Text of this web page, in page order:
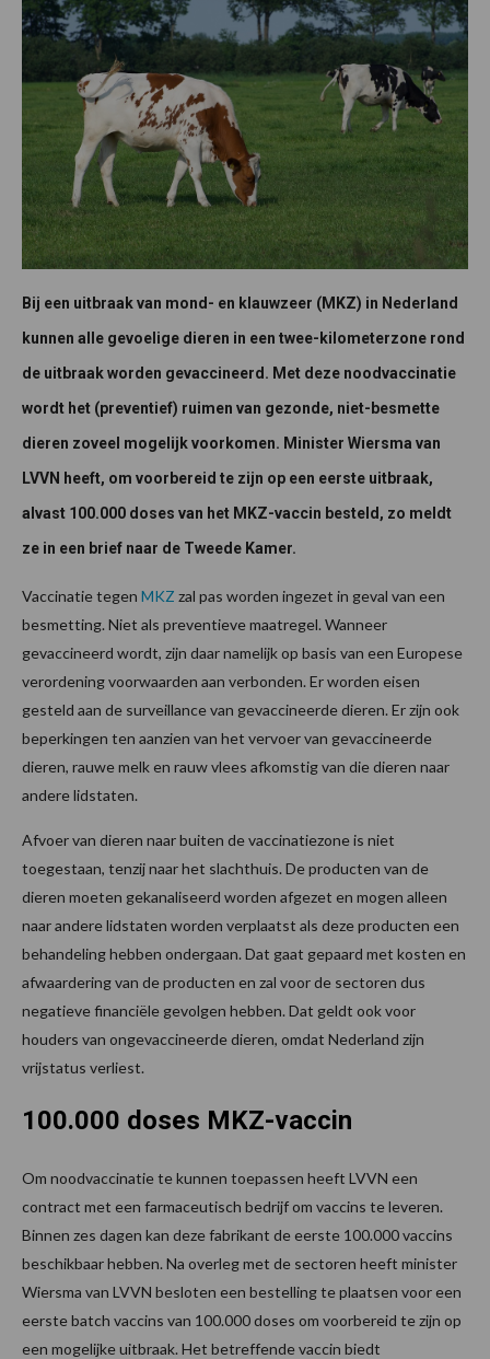
Bij een uitbraak van mond- en klauwzeer (MKZ) in Nederland
kunnen alle gevoelige dieren in een twee-kilometerzone rond
de uitbraak worden gevaccineerd. Met deze noodvaccinatie
wordt het (preventief) ruimen van gezonde, niet-besmette
dieren zoveel mogelijk voorkomen. Minister Wiersma van
LVVN heeft, om voorbereid te zijn op een eerste uitbraak,
alvast 100.000 doses van het MKZ-vaccin besteld, zo meldt
ze in een brief naar de Tweede Kamer.
Vaccinatie tegen MKZ zal pas worden ingezet in geval van een
besmetting. Niet als preventieve maatregel. Wanneer
gevaccineerd wordt, zijn daar namelijk op basis van een Europese
verordening voorwaarden aan verbonden. Er worden eisen
gesteld aan de surveillance van gevaccineerde dieren. Er zijn ook
beperkingen ten aanzien van het vervoer van gevaccineerde
dieren, rauwe melk en rauw vlees afkomstig van die dieren naar
andere lidstaten.
Afvoer van dieren naar buiten de vaccinatiezone is niet
toegestaan, tenzij naar het slachthuis. De producten van de
dieren moeten gekanaliseerd worden afgezet en mogen alleen
naar andere lidstaten worden verplaatst als deze producten een
behandeling hebben ondergaan. Dat gaat gepaard met kosten en
afwaardering van de producten en zal voor de sectoren dus
negatieve financiële gevolgen hebben. Dat geldt ook voor
houders van ongevaccineerde dieren, omdat Nederland zijn
vrijstatus verliest.
100.000 doses MKZ-vaccin
Om noodvaccinatie te kunnen toepassen heeft LVVN een
contract met een farmaceutisch bedrijf om vaccins te leveren.
Binnen zes dagen kan deze fabrikant de eerste 100.000 vaccins
beschikbaar hebben. Na overleg met de sectoren heeft minister
Wiersma van LVVN besloten een bestelling te plaatsen voor een
eerste batch vaccins van 100.000 doses om voorbereid te zijn op
een mogelijke uitbraak. Het betreffende vaccin biedt